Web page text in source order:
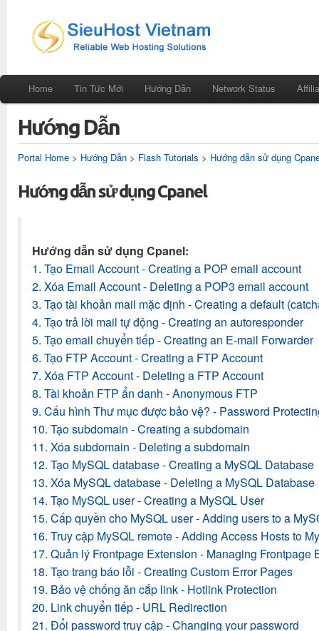
Home Tin Tức Mới Hướng Dẫn Network Status
Hướng Dẫn
Portal Home > Hướng Dẫn > Flash Tutorials > Hướng dẫn sử dụng
Hướng dẫn sử dụng Cpanel
Hướng dẫn sử dụng Cpanel:
1. Tạo Email Account - Creating a POP email account
2. Xóa Email Account - Deleting a POP3 email account
3. Tạo tài khoản mail mặc định - Creating a default
4. Tạo trả lời mail tự động - Creating an autoresponder
5. Tạo email chuyển tiếp - Creating an E-mail Forwarder
6. Tạo FTP Account - Creating a FTP Account
7. Xóa FTP Account - Deleting a FTP Account
8. Tài khoản FTP ẩn danh - Anonymous FTP
9. Cấu hình Thư mục được bảo vệ? - Password
10. Tạo subdomain - Creating a subdomain
11. Xóa subdomain - Deleting a subdomain
12. Tạo MySQL database - Creating a MySQL Database
13. Xóa MySQL database - Deleting a MySQL Database
14. Tạo MySQL user - Creating a MySQL User
15. Cấp quyền cho MySQL user - Adding users to a
16. Truy cập MySQL remote - Adding Access Hosts to
17. Quản lý Frontpage Extension - Managing Frontpage
18. Tạo trang báo lỗi - Creating Custom Error Pages
19. Bảo vệ chống ăn cắp link - Hotlink Protection
20. Link chuyển tiếp - URL Redirection
21. Đổi password truy cập - Changing your password